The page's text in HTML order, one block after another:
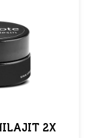
2X